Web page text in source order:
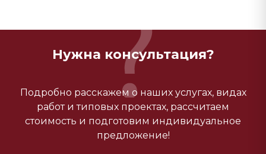
Нужна консультация?
Подробно расскажем о наших услугах, видах
работ и типовых проектах, рассчитаем
стоимость и подготовим индивидуальное
предложение!